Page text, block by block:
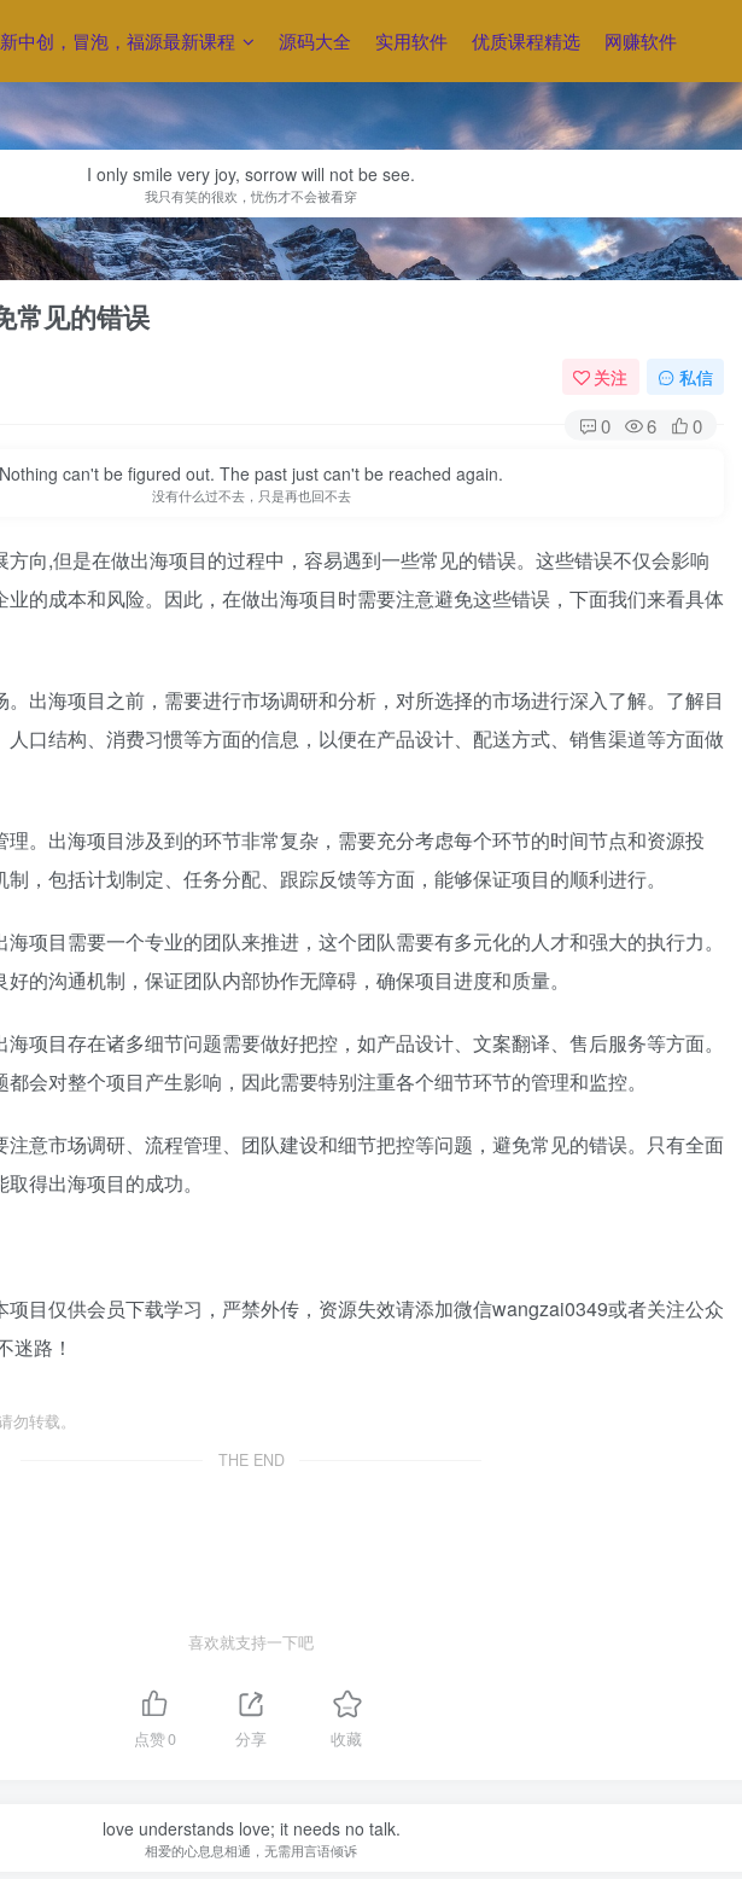
中创，冒泡，福源最新课程 源码大全 实用软件 优质课程精选 网赚软件
I only smile very joy, sorrow will not be see.
我只有笑的很欢，忧伤才不会被看穿
常见的错误
关注 私信
0 6 0
Nothing can't be figured out. The past just can't be reached again.
没有什么过不去，只是再也回不去
方向,但是在做出海项目的过程中，容易遇到一些常见的错误。这些错误不仅会影响
的成本和风险。因此，在做出海项目时需要注意避免这些错误，下面我们来看具体
出海项目之前，需要进行市场调研和分析，对所选择的市场进行深入了解。了解目
口结构、消费习惯等方面的信息，以便在产品设计、配送方式、销售渠道等方面做
。出海项目涉及到的环节非常复杂，需要充分考虑每个环节的时间节点和资源投
，包括计划制定、任务分配、跟踪反馈等方面，能够保证项目的顺利进行。
项目需要一个专业的团队来推进，这个团队需要有多元化的人才和强大的执行力。
的沟通机制，保证团队内部协作无障碍，确保项目进度和质量。
项目存在诸多细节问题需要做好把控，如产品设计、文案翻译、售后服务等方面。
会对整个项目产生影响，因此需要特别注重各个细节环节的管理和监控。
意市场调研、流程管理、团队建设和细节把控等问题，避免常见的错误。只有全面
得出海项目的成功。
项目仅供会员下载学习，严禁外传，资源失效请添加微信wangzai0349或者关注公众
迷路！
勿转载。
THE END
喜欢就支持一下吧
点赞0 分享 收藏
love understands love; it needs no talk.
相爱的心息息相通，无需用言语倾诉